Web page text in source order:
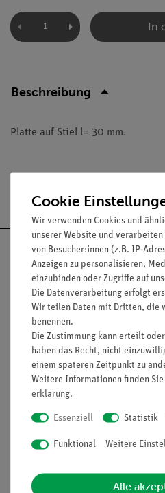
In
Beschreibung
Platte auf Stiel l= 30 mm.
Nach
Informationen
Unternehmen
Projekte und Lösungen
Presse
Cookie
Wir verwenden Cookies und
unserer Website und verarbeiten
von Besucher:innen (z.B. IP-
Anzeigen zu personalisieren,
einzubinden oder Zugriffe auf
Die Datenverarbeitung erfolgt
Wir teilen Daten mit Dritten, die
benennen.
Die Zustimmung kann erteilt
haben das Recht, nicht
einem späteren Zeitpunkt zu
Weitere Informationen finden
erklärung.
Essenziell Statistik
Funktional Weitere
Alle